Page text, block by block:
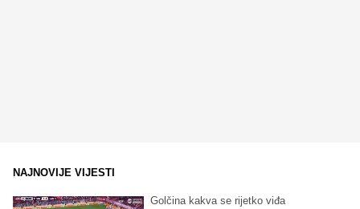
NAJNOVIJE VIJESTI
Golčina kakva se rijetko viđa